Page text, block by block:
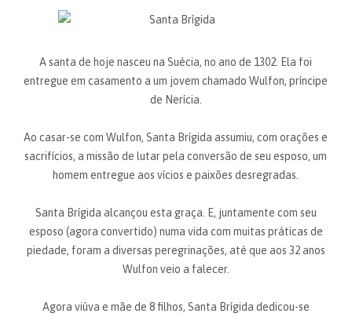
A santa de hoje nasceu na Suécia, no ano de 1302. Ela foi
entregue em casamento a um jovem chamado Wulfon, príncipe
de Nerícia.
Ao casar-se com Wulfon, Santa Brígida assumiu, com orações e
sacrifícios, a missão de lutar pela conversão de seu esposo, um
homem entregue aos vícios e paixões desregradas.
Santa Brígida alcançou esta graça. E, juntamente com seu
esposo (agora convertido) numa vida com muitas práticas de
piedade, foram a diversas peregrinações, até que aos 32 anos
Wulfon veio a falecer.
Agora viúva e mãe de 8 filhos, Santa Brígida dedicou-se